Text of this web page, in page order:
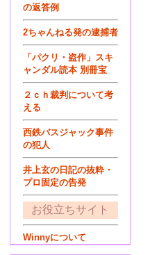
の返答例
2ちゃんねる発の逮捕者
「パクリ・盗作」スキ
ャンダル読本 別冊宝
２ｃｈ裁判について考
える
西鉄バスジャック事件
の犯人
井上玄の日記の抜粋・
プロ固定の告発
お役立ちサイト
Winnyについて